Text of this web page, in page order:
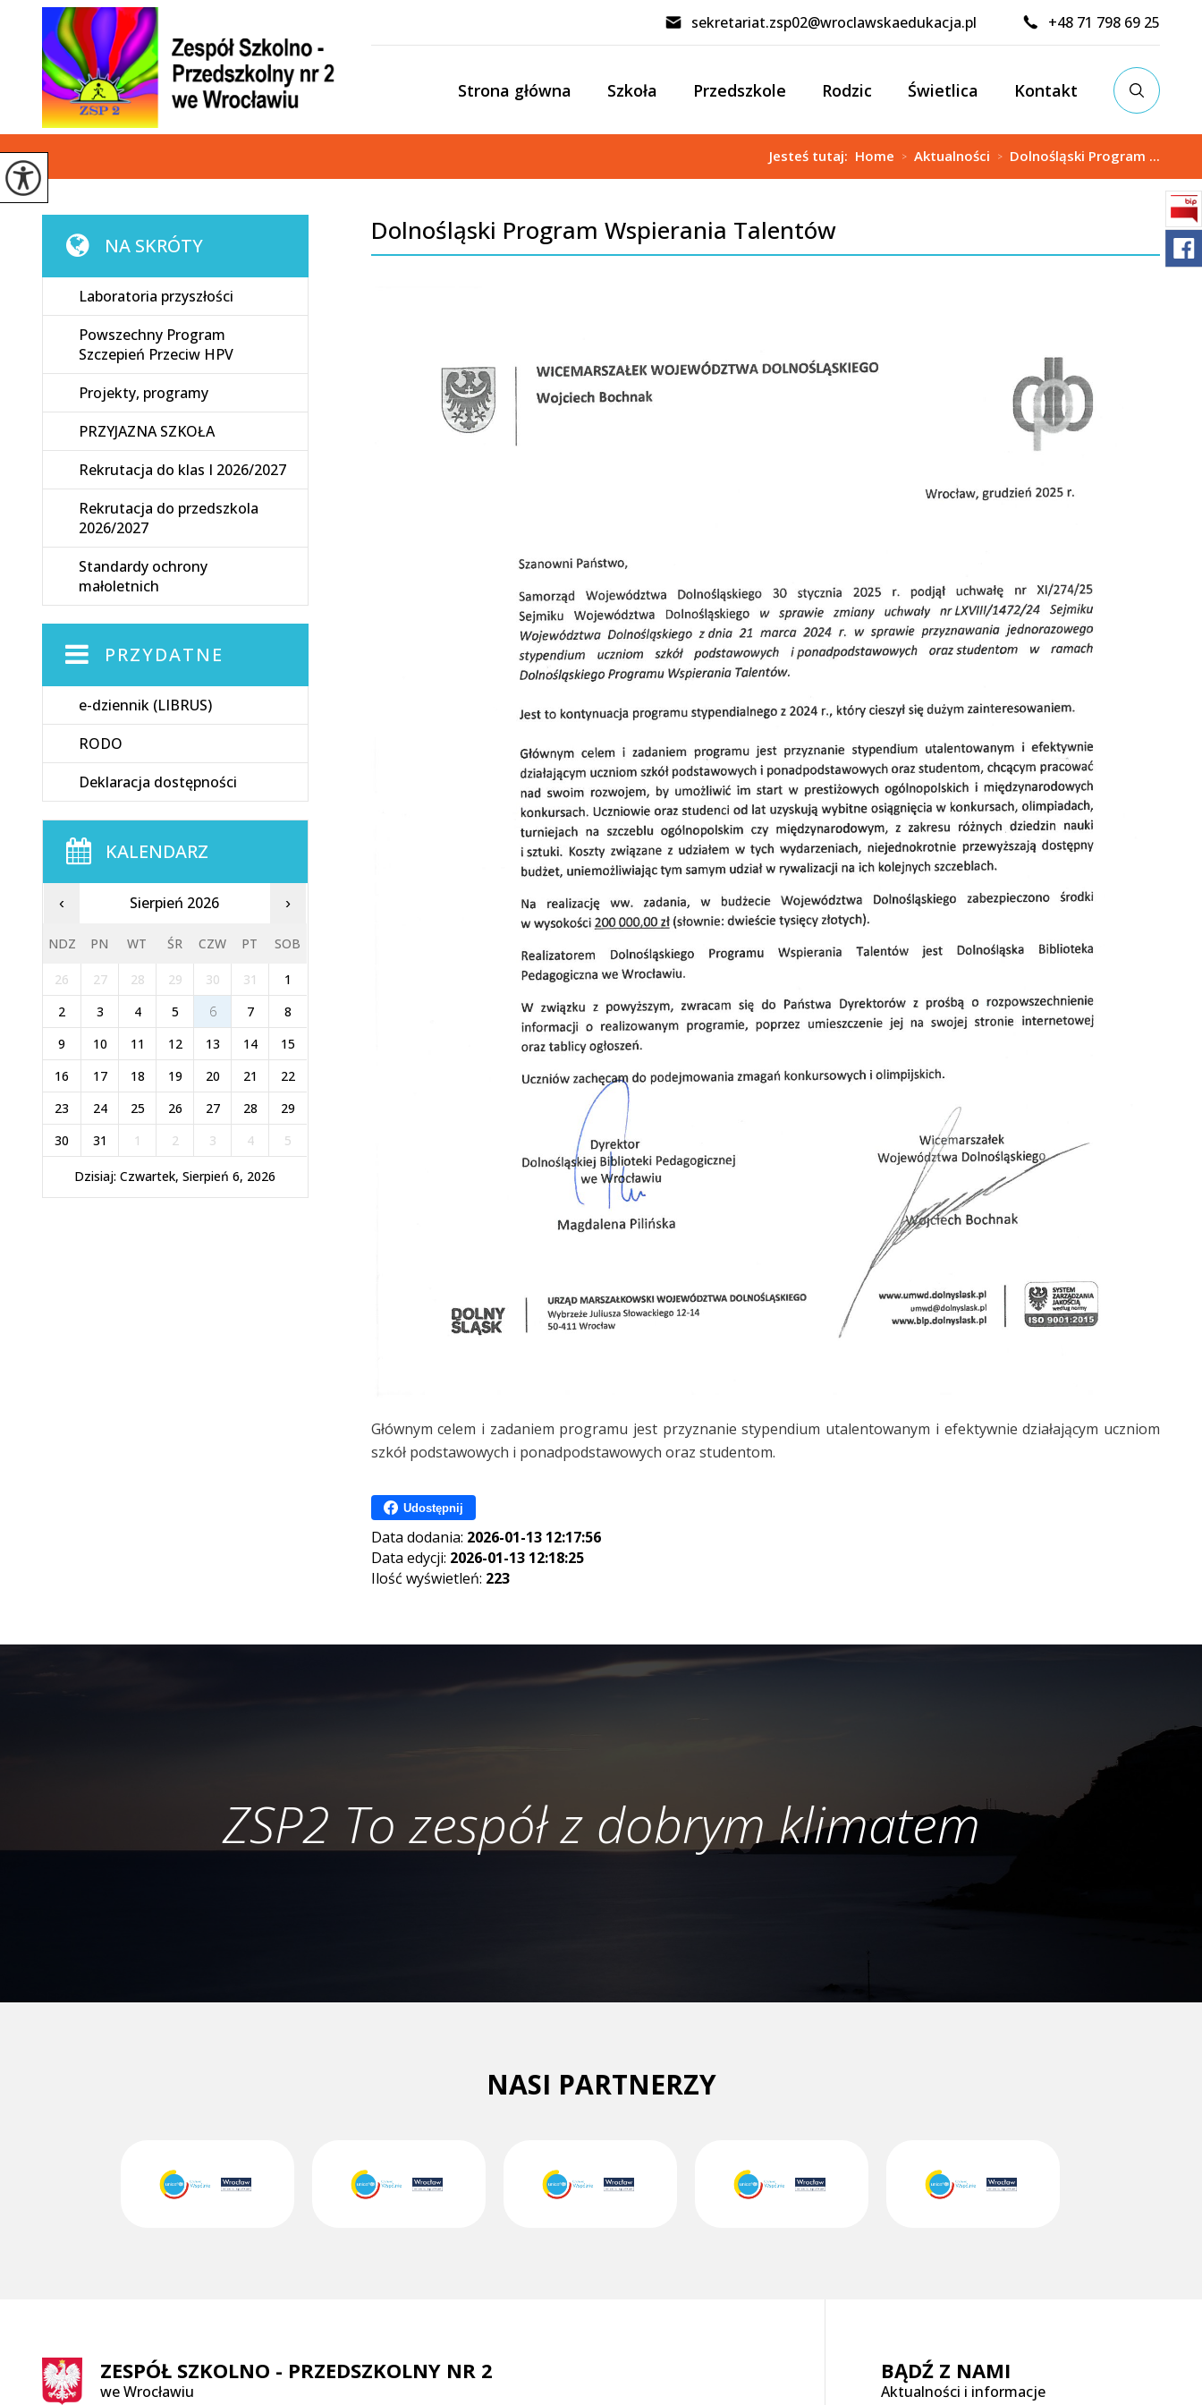
sekretariat.zsp02@wroclawskaedukacja.pl +48 71 798 69 25
Strona główna Szkoła Przedszkole Rodzic Świetlica Kontakt
Jesteś tutaj: Home > Aktualności > Dolnośląski Program ...
Dolnośląski Program Wspierania Talentów
Głównym celem i zadaniem programu jest przyznanie stypendium utalentowanym i efektywnie działającym uczniom
szkół podstawowych i ponadpodstawowych oraz studentom.
Udostępnij
Data dodania: 2026-01-13 12:17:56
Data edycji: 2026-01-13 12:18:25
Ilość wyświetleń: 223
NA SKRÓTY
Laboratoria przyszłości
Powszechny Program
Szczepień Przeciw HPV
Projekty, programy
PRZYJAZNA SZKOŁA
Rekrutacja do klas I 2026/2027
Rekrutacja do przedszkola
2026/2027
Standardy ochrony
małoletnich
PRZYDATNE
e-dziennik (LIBRUS)
RODO
Deklaracja dostępności
KALENDARZ
‹ Sierpień 2026 ›
NDZ PN WT ŚR CZW PT SOB
26 27 28 29 30 31
1
2
3 4 5 6 7
8
9
10 11 12 13 14
15
16
17 18 19 20 21
22
23
24 25 26 27 28
29
30
31 1 2 3 4 5
Dzisiaj: Czwartek, Sierpień 6, 2026
ZSP2 To zespół z dobrym klimatem
NASI PARTNERZY
ZESPÓŁ SZKOLNO - PRZEDSZKOLNY NR 2
we Wrocławiu
BĄDŹ Z NAMI
Aktualności i informacje